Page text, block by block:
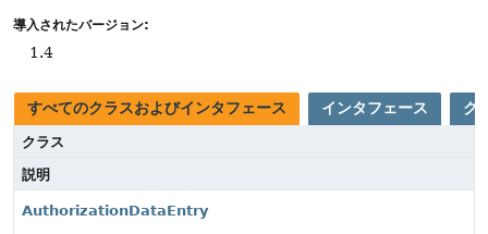
導入されたバージョン:
1.4
すべてのクラスおよびインタフェース インタフェース ク
クラス
説明
AuthorizationDataEntry